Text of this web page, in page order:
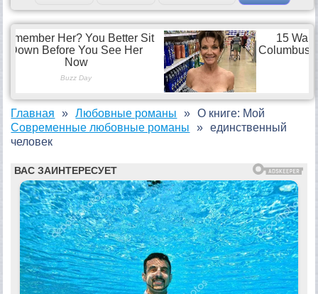
Главная
Любовные романы
Современные любовные романы
О книге: Мой
единственный
человек